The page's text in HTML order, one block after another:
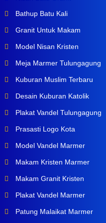
Bathup Batu Kali
Granit Untuk Makam
Model Nisan Kristen
Meja Marmer Tulungagung
Kuburan Muslim Terbaru
Desain Kuburan Katolik
Plakat Vandel Tulungagung
Prasasti Logo Kota
Model Vandel Marmer
Makam Kristen Marmer
Makam Granit Kristen
Plakat Vandel Marmer
Patung Malaikat Marmer